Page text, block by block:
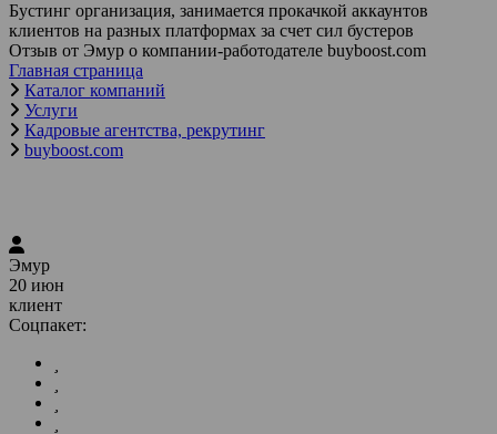
Бустинг организация, занимается прокачкой аккаунтов
клиентов на разных платформах за счет сил бустеров
Отзыв от Эмур о компании-работодателе buyboost.com
Главная страница
Каталог компаний
Услуги
Кадровые агентства, рекрутинг
buyboost.com
Эмур
20 июн
клиент
Соцпакет: